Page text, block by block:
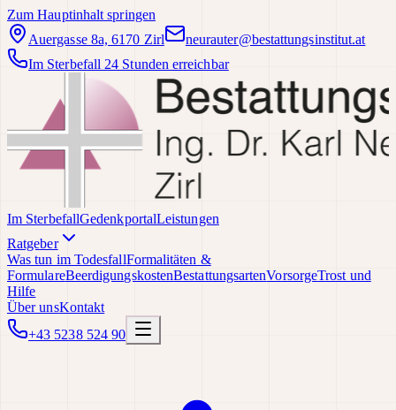
Zum Hauptinhalt springen
Auergasse 8a, 6170 Zirl
neurauter@bestattungsinstitut.at
Im Sterbefall 24 Stunden erreichbar
Im SterbefallGedenkportalLeistungen
Ratgeber
Was tun im TodesfallFormalitäten &
FormulareBeerdigungskostenBestattungsartenVorsorgeTrost und
Hilfe
Über unsKontakt
+43 5238 524 90